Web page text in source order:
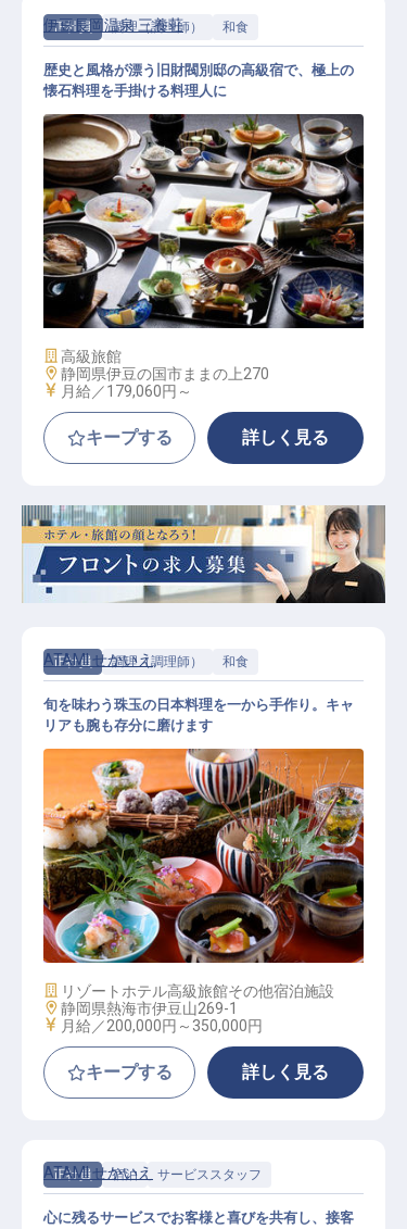
正社員 調理（調理師） 和食
和食調理│西武グループ／月8～9休
み／賞与約4カ月分／年収385万円可
伊豆長岡温泉 三養荘
歴史と風格が漂う旧財閥別邸の高級宿で、極上の
懐石料理を手掛ける料理人に
施設業態
高級旅館
勤務地
静岡県伊豆の国市ままの上270
給与
月給／179,060円～
キープする 詳しく見る
正社員 調理（調理師） 和食
和食調理人（家電完備の寮／深夜勤
務なし／月9日休み／UIJターン歓迎
）
ATAMI せかいえ
旬を味わう珠玉の日本料理を一から手作り。キャ
リアも腕も存分に磨けます
施設業態
リゾートホテル高級旅館その他宿泊施設
勤務地
静岡県熱海市伊豆山269-1
給与
月給／200,000円～ 350,000円
キープする 詳しく見る
正社員 宿泊 サービススタッフ
ATAMI せかいえ
心に残るサービスでお客様と喜びを共有し、接客